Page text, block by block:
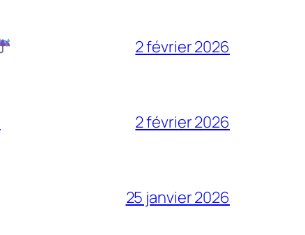
2 février 2026
2 février 2026
25 janvier 2026